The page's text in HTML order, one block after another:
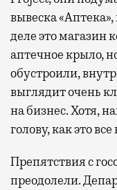
вывеска
деле это магазин
аптечное крыло,
обустроили,
выглядит очень
на бизнес. Хотя,
голову, как это
Препятствия с
преодолели.